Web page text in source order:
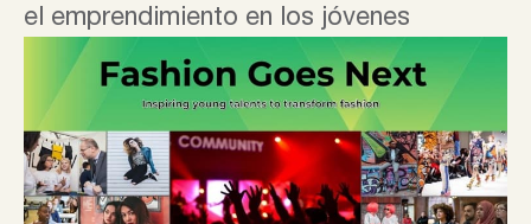
el emprendimiento en los jóvenes